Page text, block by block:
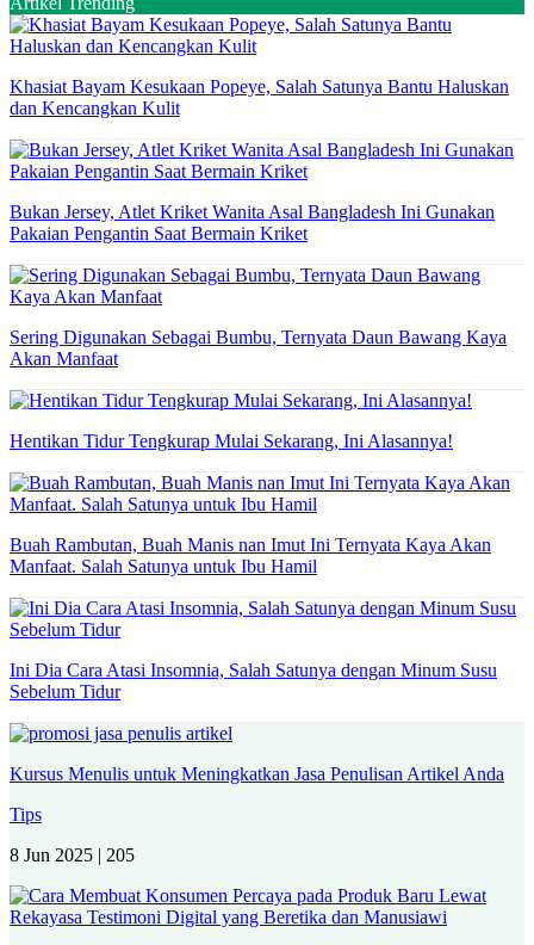
Khasiat Bayam Kesukaan Popeye, Salah Satunya Bantu Haluskan
dan Kencangkan Kulit
Bukan Jersey, Atlet Kriket Wanita Asal Bangladesh Ini Gunakan
Pakaian Pengantin Saat Bermain Kriket
Sering Digunakan Sebagai Bumbu, Ternyata Daun Bawang Kaya
Akan Manfaat
Hentikan Tidur Tengkurap Mulai Sekarang, Ini Alasannya!
Buah Rambutan, Buah Manis nan Imut Ini Ternyata Kaya Akan
Manfaat. Salah Satunya untuk Ibu Hamil
Ini Dia Cara Atasi Insomnia, Salah Satunya dengan Minum Susu
Sebelum Tidur
Kursus Menulis untuk Meningkatkan Jasa Penulisan Artikel Anda
Tips
8 Jun 2025 | 205